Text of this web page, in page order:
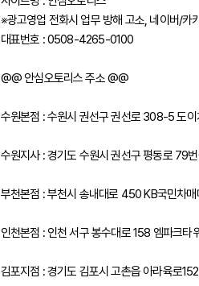
※광고영업 전화시 업무 방해 고소, 네이버/카
대표번호 : 0508-4265-0100
@@ 안심오토리스 주소 @@
수원본점 : 수원시 권선구 권선로 308-5 도이
수원지사 : 경기도 수원시 권선구 평동로 79
부천본점 : 부천시 송내대로 450 KB국민차매
인천본점 : 인천 서구 봉수대로 158 엠파크타
김포지점 : 경기도 김포시 고촌읍 아라육로